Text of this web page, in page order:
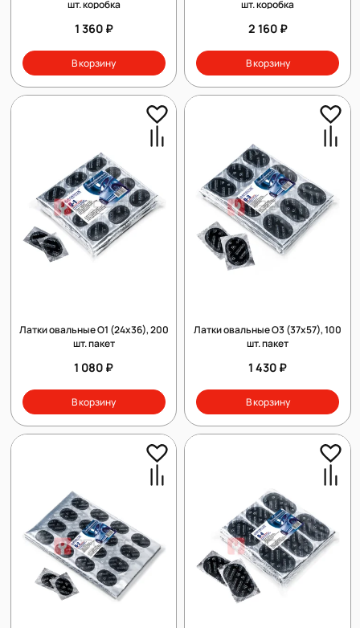
шт. коробка
1 360 ₽
В корзину
шт. коробка
2 160 ₽
В корзину
Латки овальные О1 (24х36), 200
шт. пакет
1 080 ₽
В корзину
Латки овальные О3 (37х57), 100
шт. пакет
1 430 ₽
В корзину